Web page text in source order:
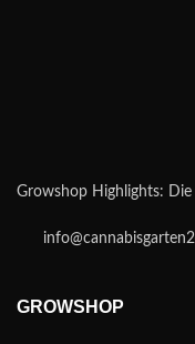
Growshop Highlights:
GROWSHOP